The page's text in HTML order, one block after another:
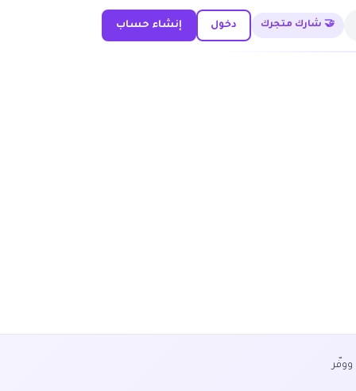
🤝 شارك متجرك دخول إنشاء حساب
ووفّر